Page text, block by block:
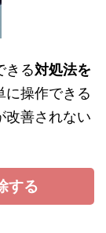
きる対処法を
に操作できる
改善されない
する